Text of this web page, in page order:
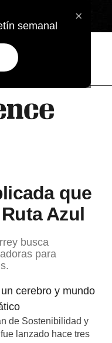
×
semanal
que
Azul
busca
para
de Sostenibilidad y
lanzado hace tres